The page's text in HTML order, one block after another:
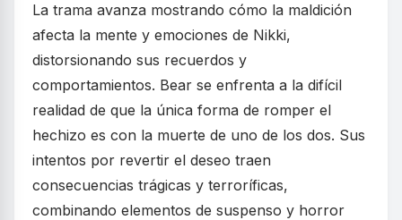
La trama avanza mostrando cómo la maldición
afecta la mente y emociones de Nikki,
distorsionando sus recuerdos y
comportamientos. Bear se enfrenta a la difícil
realidad de que la única forma de romper el
hechizo es con la muerte de uno de los dos. Sus
intentos por revertir el deseo traen
consecuencias trágicas y terroríficas,
combinando elementos de suspenso y horror